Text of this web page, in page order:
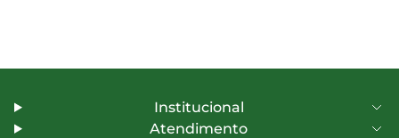
Institucional
Atendimento